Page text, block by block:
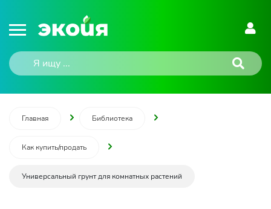
Главная Библиотека
Как купить/продать
Универсальный грунт для комнатных растений